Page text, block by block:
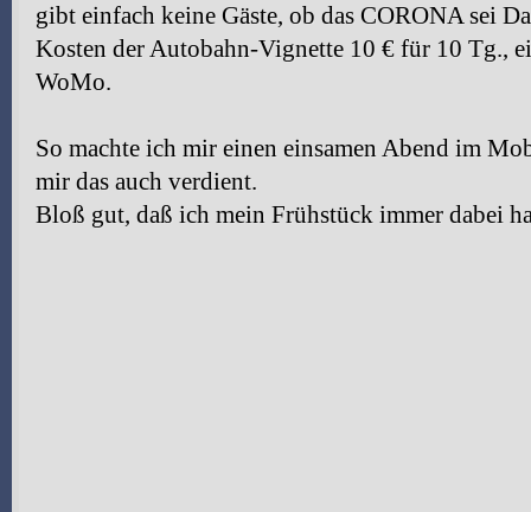
gibt einfach keine Gäste, ob das CORONA sei
Kosten der Autobahn-Vignette 10 € für 10 Tg.,
WoMo.
So machte ich mir einen einsamen Abend im
mir das auch verdient.
Bloß gut, daß ich mein Frühstück immer dabei